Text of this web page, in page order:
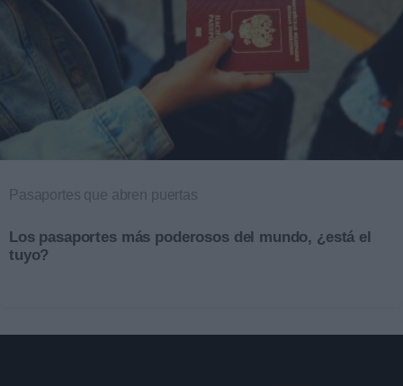
Pasaportes que abren puertas
Los pasaportes más poderosos del mundo, ¿está el
tuyo?